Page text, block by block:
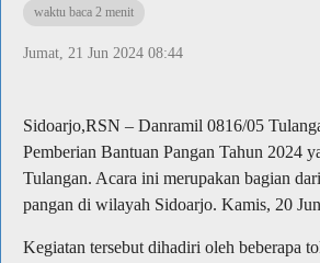
waktu baca 2 menit
Jumat, 21 Jun 2024 08:44
Sidoarjo,RSN – Danramil 0816/05
Pemberian Bantuan Pangan Tahun 2024
Tulangan. Acara ini merupakan bagian
pangan di wilayah Sidoarjo. Kamis, 20
Kegiatan tersebut dihadiri oleh beberapa